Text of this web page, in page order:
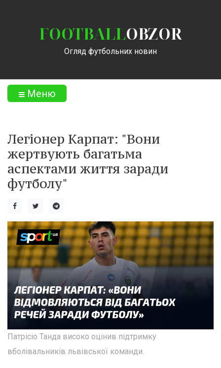
FOOTBALLOBZOR
Огляд футбольних новин
Меню
Легіонер Карпат: "Вони
жертвують багатьма
аспектами життя заради
футболу"
Патрісіо Танда високо оцінив підтримку
вболівальників львівської команди.